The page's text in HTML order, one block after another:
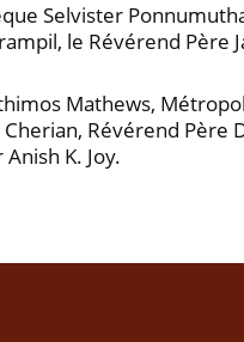
Selvister
le Révérend Père
Mathews,
Révérend Père
K. Joy.